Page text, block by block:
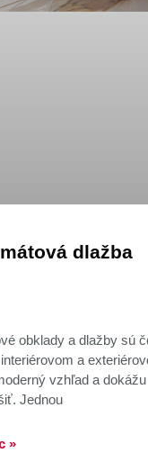
dlažba
obklady a dlažby sú
a
vzhľad a
Jednou
»